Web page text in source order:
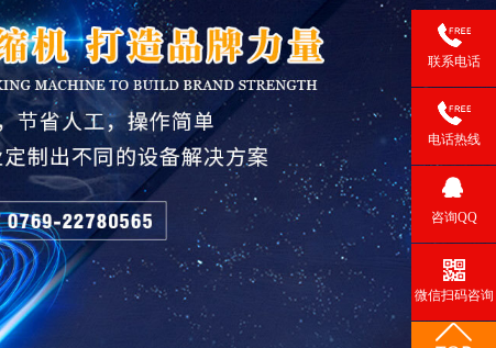
联系电话
电话热线
咨询QQ
微信扫码咨询